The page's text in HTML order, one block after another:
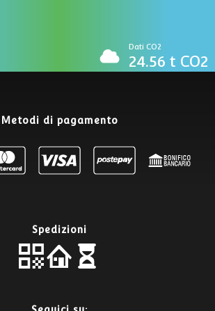
Dati CO2
24.56 t CO2
Metodi di pagamento
Spedizioni